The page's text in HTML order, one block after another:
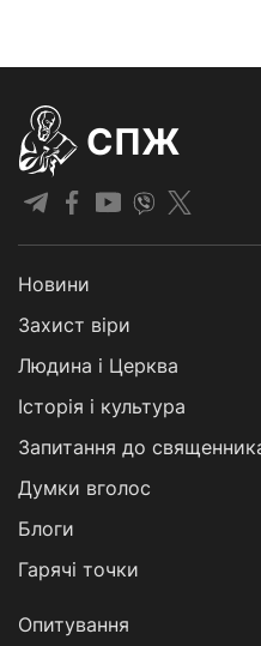
СПЖ
Новини
Захист віри
Людина і Церква
Історія і культура
Запитання до
Думки вголос
Блоги
Гарячі точки
Опитування